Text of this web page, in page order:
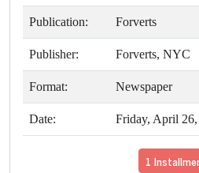
Publication: Forverts
Publisher: Forverts, NYC
Format: Newspaper
Date: Friday, April
1